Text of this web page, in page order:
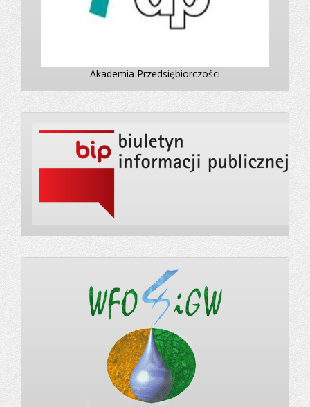
Akademia Przedsiębiorczości